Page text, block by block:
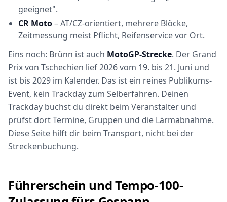
geeignet".
CR Moto– AT/CZ-orientiert, mehrere Blöcke,
Zeitmessung meist Pflicht, Reifenservice vor Ort.
Eins noch: Brünn ist auch MotoGP-Strecke. Der Grand
Prix von Tschechien lief 2026 vom 19. bis 21. Juni und
ist bis 2029 im Kalender. Das ist ein reines Publikums-
Event, kein Trackday zum Selberfahren. Deinen
Trackday buchst du direkt beim Veranstalter und
prüfst dort Termine, Gruppen und die Lärmabnahme.
Diese Seite hilft dir beim Transport, nicht bei der
Streckenbuchung.
Führerschein und Tempo-100-